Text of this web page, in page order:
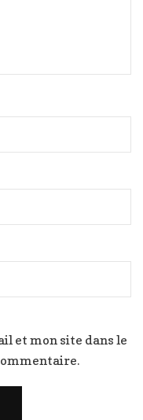
et mon site dans le